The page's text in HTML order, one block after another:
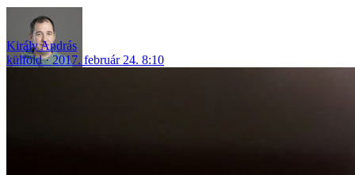
Király András
külföld
2017. február 24. 8:10